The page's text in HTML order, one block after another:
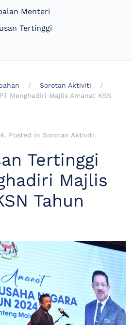
Menteri
Tertinggi
Sorotan Aktiviti
Menghadiri Majlis Amanat KSN
. Posted in Sorotan Aktiviti.
Tertinggi
Majlis
Tahun